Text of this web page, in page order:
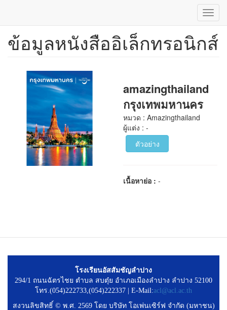
ข้าม
ข้อมูลหนังสืออิเล็กทรอนิกส์
amazingthailand
กรุงเทพมหานคร
หมวด : Amazingthailand
ผู้แต่ง : -
ตัวอย่าง
เนื้อหาย่อ :-
โรงเรียนอัสสัมชัญลำปาง
294/1 ถนนฉัตรไชย ตำบล สบตุ๋ย อำเภอเมืองลำปาง ลำปาง 52100
โทร.(054)222733,(054)222337 | E-Mail:acl@acl.ac.th
สงวนลิขสิทธิ์ © พ.ศ. 2569 โดย บริษัท โอเพ่นเซิร์ฟ จำกัด (มหาชน)